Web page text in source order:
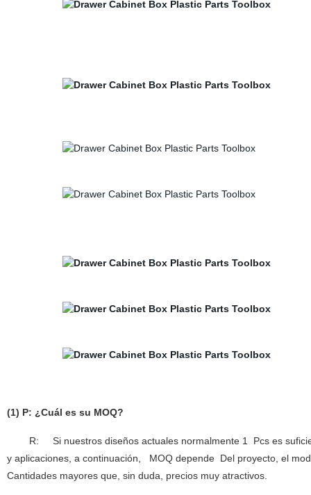
(1) P: ¿Cuál es su MOQ?
R: Si nuestros diseños actuales normalmente 1
Pcs es
y aplicaciones, a continuación, MOQ dependeDel proyecto, el
Cantidades mayores que, sin duda, precios muy atractivos.